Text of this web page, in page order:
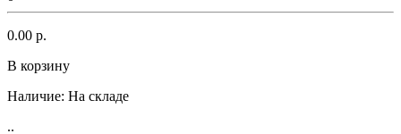
0.00 р.
В корзину
Наличие: На складе
..